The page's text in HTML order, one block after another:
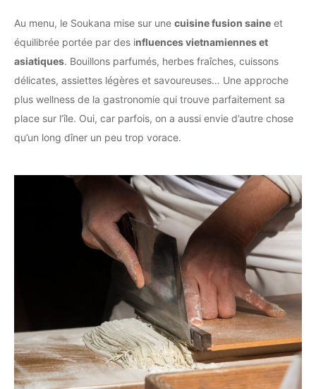
Au menu, le Soukana mise sur une cuisine fusion saine et
équilibrée portée par des influences vietnamiennes et
asiatiques. Bouillons parfumés, herbes fraîches, cuissons
délicates, assiettes légères et savoureuses… Une approche
plus wellness de la gastronomie qui trouve parfaitement sa
place sur l’île. Oui, car parfois, on a aussi envie d’autre chose
qu’un long dîner un peu trop vorace.